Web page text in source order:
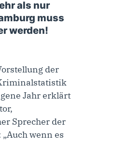
als nur
muss
werden!
der
Jahr erklärt
Sprecher der
wenn es